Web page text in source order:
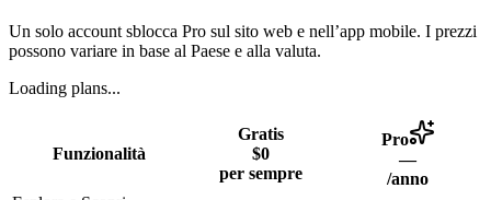
Un solo account sblocca Pro sul sito web e nell’app mobile. I prezzi
possono variare in base al Paese e alla valuta.
Loading plans...
Funzionalità
Gratis
$0
per sempre
Pro
—
/anno